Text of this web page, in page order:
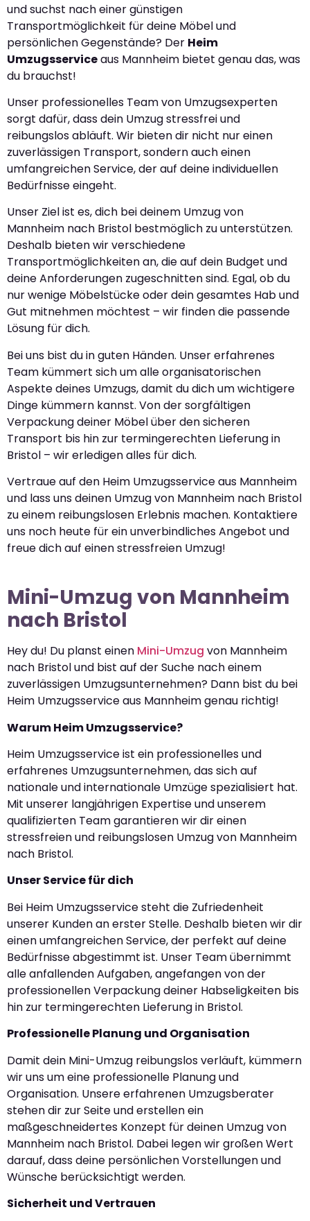
und suchst nach einer günstigen
Transportmöglichkeit für deine Möbel und
persönlichen Gegenstände? Der Heim
Umzugsserviceaus Mannheim bietet genau das, was
du brauchst!
Unser professionelles Team von Umzugsexperten
sorgt dafür, dass dein Umzug stressfrei und
reibungslos abläuft. Wir bieten dir nicht nur einen
zuverlässigen Transport, sondern auch einen
umfangreichen Service, der auf deine individuellen
Bedürfnisse eingeht.
Unser Ziel ist es, dich bei deinem Umzug von
Mannheim nach Bristol bestmöglich zu unterstützen.
Deshalb bieten wir verschiedene
Transportmöglichkeiten an, die auf dein Budget und
deine Anforderungen zugeschnitten sind. Egal, ob du
nur wenige Möbelstücke oder dein gesamtes Hab und
Gut mitnehmen möchtest – wir finden die passende
Lösung für dich.
Bei uns bist du in guten Händen. Unser erfahrenes
Team kümmert sich um alle organisatorischen
Aspekte deines Umzugs, damit du dich um wichtigere
Dinge kümmern kannst. Von der sorgfältigen
Verpackung deiner Möbel über den sicheren
Transport bis hin zur termingerechten Lieferung in
Bristol – wir erledigen alles für dich.
Vertraue auf den Heim Umzugsservice aus Mannheim
und lass uns deinen Umzug von Mannheim nach Bristol
zu einem reibungslosen Erlebnis machen. Kontaktiere
uns noch heute für ein unverbindliches Angebot und
freue dich auf einen stressfreien Umzug!
Mini-Umzug von Mannheim
nach Bristol
Hey du! Du planst einen Mini-Umzug von Mannheim
nach Bristol und bist auf der Suche nach einem
zuverlässigen Umzugsunternehmen? Dann bist du bei
Heim Umzugsservice aus Mannheim genau richtig!
Warum Heim Umzugsservice?
Heim Umzugsservice ist ein professionelles und
erfahrenes Umzugsunternehmen, das sich auf
nationale und internationale Umzüge spezialisiert hat.
Mit unserer langjährigen Expertise und unserem
qualifizierten Team garantieren wir dir einen
stressfreien und reibungslosen Umzug von Mannheim
nach Bristol.
Unser Service für dich
Bei Heim Umzugsservice steht die Zufriedenheit
unserer Kunden an erster Stelle. Deshalb bieten wir dir
einen umfangreichen Service, der perfekt auf deine
Bedürfnisse abgestimmt ist. Unser Team übernimmt
alle anfallenden Aufgaben, angefangen von der
professionellen Verpackung deiner Habseligkeiten bis
hin zur termingerechten Lieferung in Bristol.
Professionelle Planung und Organisation
Damit dein Mini-Umzug reibungslos verläuft, kümmern
wir uns um eine professionelle Planung und
Organisation. Unsere erfahrenen Umzugsberater
stehen dir zur Seite und erstellen ein
maßgeschneidertes Konzept für deinen Umzug von
Mannheim nach Bristol. Dabei legen wir großen Wert
darauf, dass deine persönlichen Vorstellungen und
Wünsche berücksichtigt werden.
Sicherheit und Vertrauen